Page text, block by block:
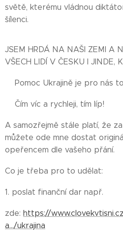
světě, kterému vládnou
šílenci.
JSEM HRDÁ NA NAŠI ZEMI A
VŠECH LIDÍ V ČESKU I JINDE,
💥Pomoc Ukrajině je pro nás
💥Čím víc a rychleji, tím líp!
A samozřejmě stále platí, že
můžete ode mne dostat
opeřencem dle vašeho přání.
Co je třeba pro to udělat:
1. poslat finanční dar např.
zde: https://
a.../ukrajina